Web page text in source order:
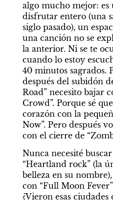
algo mucho mejor: es
disfrutar entero (una
siglo pasado), un
una canción no se
la anterior. Ni se te
cuando lo estoy
40 minutos sagrados.
después del subidón
Road” necesito bajar
Crowd”. Porque sé
corazón con la
Now”. Pero después
con el cierre de
Nunca necesité
“Heartland rock” (la
belleza en su
con “Full Moon
¿Vieron esas